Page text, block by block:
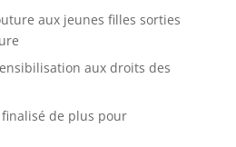
aux jeunes filles sorties
aux droits des
de plus pour